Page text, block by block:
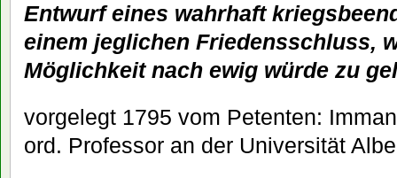
Entwurf eines wahrhaft
einem jeglichen Friedensschluss,
Möglichkeit nach ewig würde zu
vorgelegt 1795 vom Petenten:
ord. Professor an der Universität